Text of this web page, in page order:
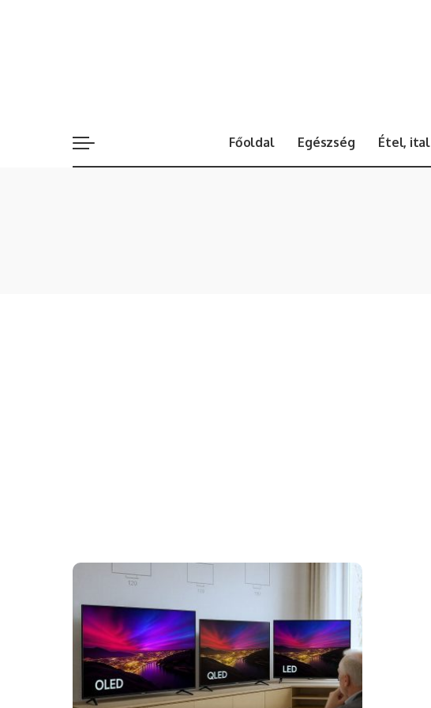
Főoldal Egészség Étel, ital